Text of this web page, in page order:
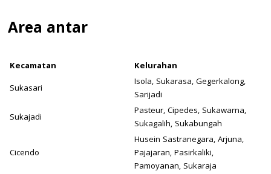
Area antar
Kecamatan
Kelurahan
Sukasari
Isola, Sukarasa, Gegerkalong,
Sarijadi
Sukajadi
Pasteur, Cipedes, Sukawarna,
Sukagalih, Sukabungah
Cicendo
Husein Sastranegara, Arjuna,
Pajajaran, Pasirkaliki,
Pamoyanan, Sukaraja